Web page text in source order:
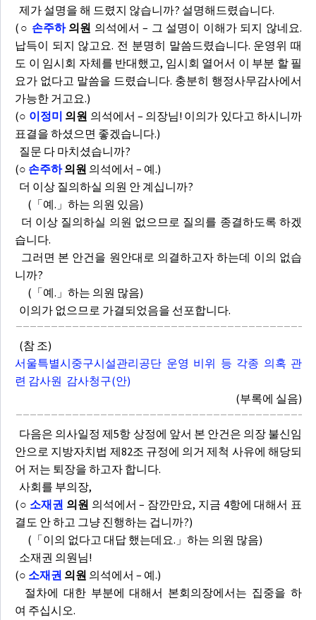
제가 설명을 해 드렸지 않습니까? 설명해드렸습니다.
( ○ 손주하의원 의석에서 – 그 설명이 이해가 되지 않네요.
납득이 되지 않고요. 전 분명히 말씀드렸습니다. 운영위 때
도 이 임시회 자체를 반대했고, 임시회 열어서 이 부분 할 필
요가 없다고 말씀을 드렸습니다. 충분히 행정사무감사에서
가능한 거고요.)
(○ 이정미 의원 의석에서 – 의장님! 이의가 있다고 하시니까
표결을 하셨으면 좋겠습니다.)
질문 다 마치셨습니까?
(○ 손주하의원 의석에서 – 예.)
더 이상 질의하실 의원 안 계십니까?
(「예.」하는 의원 있음)
더 이상 질의하실 의원 없으므로 질의를 종결하도록 하겠
습니다.
그러면 본 안건을 원안대로 의결하고자 하는데 이의 없습
니까?
(「예.」하는 의원 많음)
이의가 없으므로 가결되었음을 선포합니다.
(참 조)
서울특별시중구시설관리공단 운영 비위 등 각종 의혹 관
련 감사원 감사청구(안)
(부록에 실음)
다음은 의사일정 제5항 상정에 앞서 본 안건은 의장 불신임
안으로 지방자치법 제82조 규정에 의거 제척 사유에 해당되
어 저는 퇴장을 하고자 합니다.
사회를 부의장,
(○ 소재권 의원 의석에서 – 잠깐만요, 지금 4항에 대해서 표
결도 안 하고 그냥 진행하는 겁니까?)
(「이의 없다고 대답 했는데요.」하는 의원 많음)
소재권 의원님!
(○ 소재권 의원 의석에서 – 예.)
절차에 대한 부분에 대해서 본회의장에서는 집중을 하
여 주십시오.